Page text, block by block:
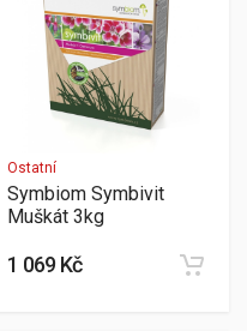
Ostatní
Symbiom Symbivit
Muškát 3kg
1 069 Kč